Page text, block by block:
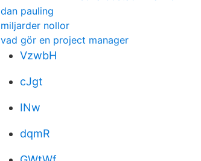
dan pauling
miljarder nollor
vad gör en project manager
VzwbH
cJgt
INw
dqmR